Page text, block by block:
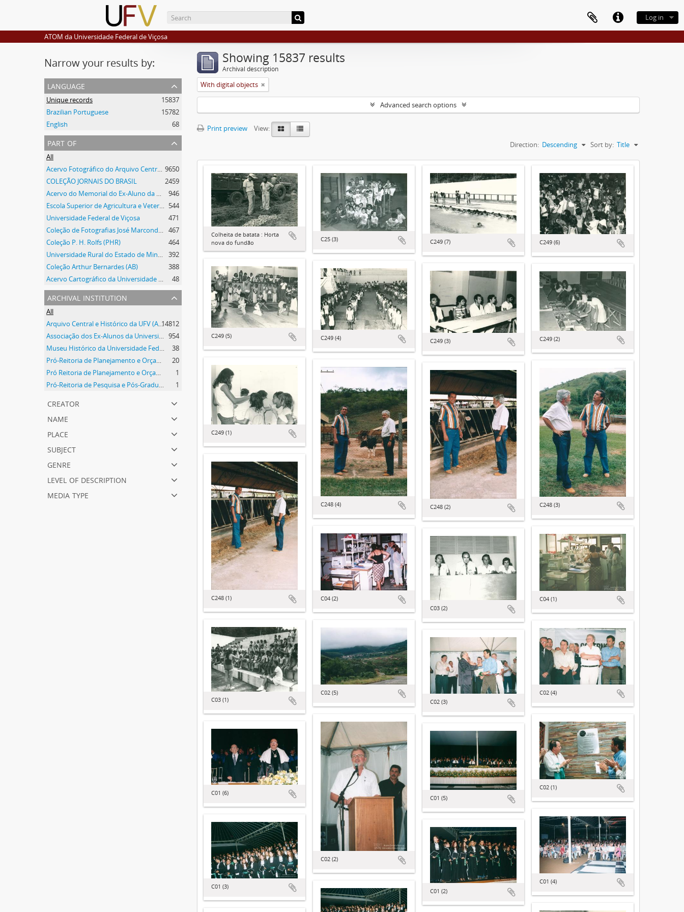
Log in
ATOM da Universidade Federal de Viçosa
Narrow your results by:
language
Unique records
15837
Brazilian Portuguese
15782
English
68
part of
All
Acervo Fotográfico do Arquivo Central Histórico da UFV 9650
COLEÇÃO JORNAIS DO BRASIL
2459
Acervo do Memorial do Ex-Aluno da UFV
946
Escola Superior de Agricultura e Veterinária 544
Universidade Federal de Viçosa
471
Coleção de Fotografias José Marcondes Borges
467
Coleção P. H. Rolfs (PHR)
464
Universidade Rural do Estado de Minas Gerais
392
Coleção Arthur Bernardes (AB)
388
Acervo Cartográfico da Universidade Federal de Viçosa
48
archival institution
All
Arquivo Central e Histórico da UFV (ACH-UFV)14812
Associação dos Ex-Alunos da Universidade Federal de Viçosa (AEA) 954
Museu Histórico da Universidade Federal de Viçosa
38
Pró-Reitoria de Planejamento e Orçamento
20
Pró Reitoria de Planejamento e Orçamento
1
Pró-Reitoria de Pesquisa e Pós-Graduação
1
creator
name
place
subject
genre
level of description
media type
Showing 15837 results
Archival description
With digital objects
Advanced search options
Print preview
View:
Sort by: Title
Direction: Descending
Colheita de batata : Horta
nova do fundão
C25 (3) C249 (7) C249 (6)
C249 (5) C249 (4) C249 (3) C249 (2)
C249 (1)
C248 (4) C248 (3)
C248 (2)
C248 (1) C04 (2)
C04 (1)
C03 (2)
C03 (1)
C02 (5)
C02 (4)
C02 (3)
C02 (2)
C02 (1)
C01 (6)
C01 (5)
C01 (4)
C01 (3)
C01 (2)